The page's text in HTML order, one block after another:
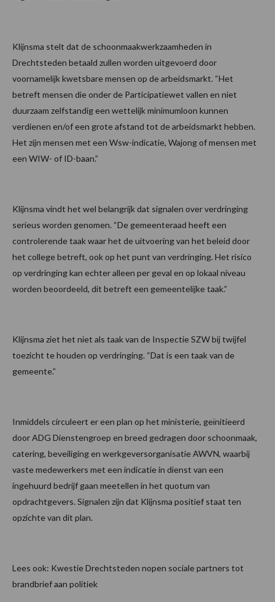
Klijnsma stelt dat de schoonmaakwerkzaamheden in
Drechtsteden betaald zullen worden uitgevoerd door
voornamelijk kwetsbare mensen op de arbeidsmarkt. “Het
betreft mensen die onder de Participatiewet vallen en niet
duurzaam zelfstandig een wettelijk minimumloon kunnen
verdienen en/of een grote afstand tot de arbeidsmarkt hebben.
Het zijn mensen met een Wsw-indicatie, Wajong of mensen met
een WIW- of ID-baan.”
Klijnsma vindt het wel belangrijk dat signalen over verdringing
serieus worden genomen. “De gemeenteraad heeft een
controlerende taak waar het de uitvoering van het beleid door
het college betreft, ook op het punt van verdringing. Het risico
op verdringing kan echter alleen per geval en op lokaal niveau
worden beoordeeld, dit betreft een gemeentelijke taak.”
Klijnsma ziet het niet als taak van de Inspectie SZW bij twijfel
toezicht te houden op verdringing. “Dat is een taak van de
gemeente.”
Inmiddels circuleert er een plan op het ministerie, geïnitieerd
door ADG Dienstengroep en breed gedragen door schoonmaak,
catering, beveiliging en werkgeversorganisatie AWVN, waarbij
vaste medewerkers met een indicatie in dienst van een
ingehuurd bedrijf gaan meetellen in het quotum van
opdrachtgevers. Signalen zijn dat Klijnsma positief staat ten
opzichte van dit plan.
Lees ook: Kwestie Drechtsteden nopen sociale partners tot
brandbrief aan politiek